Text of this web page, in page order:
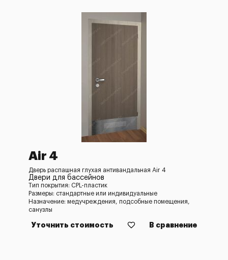
Air 4
Дверь распашная глухая антивандальная Air 4
Двери для бассейнов
Тип покрытия: CPL-пластик
Размеры: стандартные или индивидуальные
Назначение: медучреждения, подсобные помещения,
санузлы
Уточнить стоимость В сравнение